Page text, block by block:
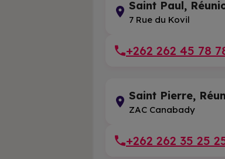
Saint Paul,
7 Rue du Kovil
+262 262 45 78
Saint Pierre,
ZAC Canabady
+262 262 35 25